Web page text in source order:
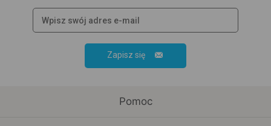
Zapisz się
Pomoc